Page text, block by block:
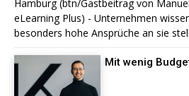
Hamburg (btn/Gastbeitrag von
eLearning Plus) - Unternehmen
besonders hohe Ansprüche an sie
Mit wenig